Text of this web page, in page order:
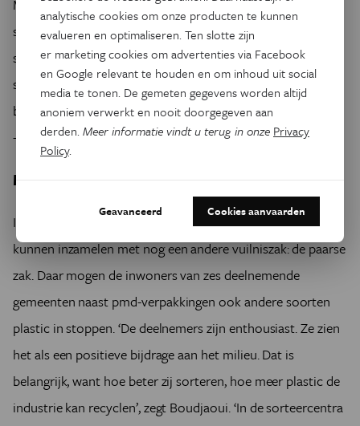
Maar ook de OVAM ziet de keerzijde van een systeem met
statiegeld. Net als Fost Plus denkt de organisatie dat
statiegeld ertoe kan leiden dat de pmd-zak zo lang blijft
staan dat sommigen hem niet meer gebruiken. In dat geval
belandt alles waar geen statiegeld op staat bij het restafval
– een worstcasescenario.
Mentaliteit
In een proefproject testte Fost Plus of we meer plastic
kunnen inzamelen met nog een andere vuilniszak: de paarse
zak. Daar mogen de inwoners van zes deelnemende
gemeenten naast pmd-verpakkingen ook andere soorten
plastic in stoppen. ‘De deelnemers zijn enthousiast. Ze zien
het als een positieve bijdrage aan het milieu. Dat is
belangrijk, want hoe beter zij sorteren, hoe meer plastic de
industrie kan recyclen’, zegt Boudjaoui. ‘In de sorteercentra
analytische cookies om onze producten te kunnen
evalueren en optimaliseren. Ten slotte zijn
er marketing cookies om advertenties via Facebook
en Google relevant te houden en om inhoud uit social
media te tonen. De gemeten gegevens worden altijd
anoniem verwerkt en nooit doorgegeven aan
derden.Meer informatie vindt u terug in onze Privacy
Policy.
Geavanceerd Cookies aanvaarden